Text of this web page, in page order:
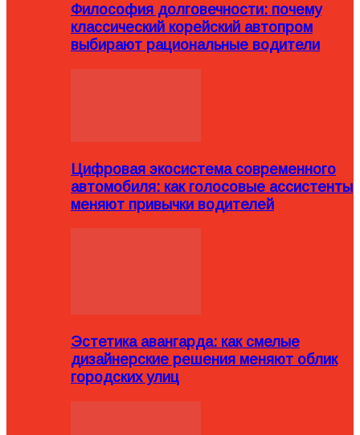
Философия долговечности: почему
классический корейский автопром
выбирают рациональные водители
Цифровая экосистема современного
автомобиля: как голосовые ассистенты
меняют привычки водителей
Эстетика авангарда: как смелые
дизайнерские решения меняют облик
городских улиц